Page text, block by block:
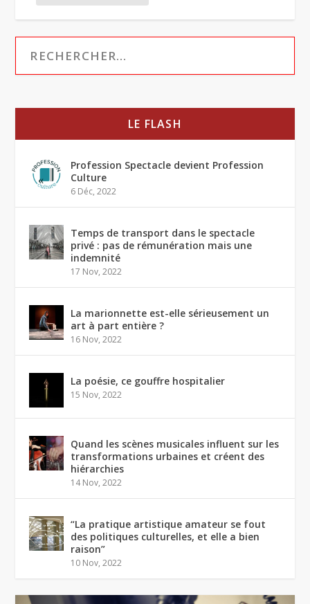
LE FLASH
Profession Spectacle devient Profession
Culture
6 Déc, 2022
Temps de transport dans le spectacle
privé : pas de rémunération mais une
indemnité
17 Nov, 2022
La marionnette est-elle sérieusement un
art à part entière ?
16 Nov, 2022
La poésie, ce gouffre hospitalier
15 Nov, 2022
Quand les scènes musicales influent sur les
transformations urbaines et créent des
hiérarchies
14 Nov, 2022
“La pratique artistique amateur se fout
des politiques culturelles, et elle a bien
raison”
10 Nov, 2022